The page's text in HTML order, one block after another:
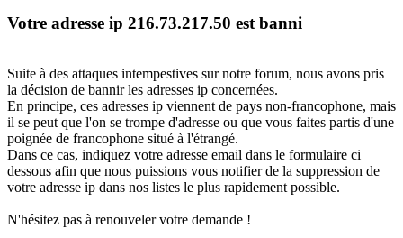
Votre adresse ip 216.73.217.50 est banni
Suite à des attaques intempestives sur notre forum, nous avons pris
la décision de bannir les adresses ip concernées.
En principe, ces adresses ip viennent de pays non-francophone, mais
il se peut que l'on se trompe d'adresse ou que vous faites partis d'une
poignée de francophone situé à l'étrangé.
Dans ce cas, indiquez votre adresse email dans le formulaire ci
dessous afin que nous puissions vous notifier de la suppression de
votre adresse ip dans nos listes le plus rapidement possible.
N'hésitez pas à renouveler votre demande !